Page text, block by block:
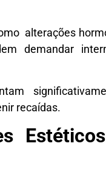
alterações
demandar
recaídas.